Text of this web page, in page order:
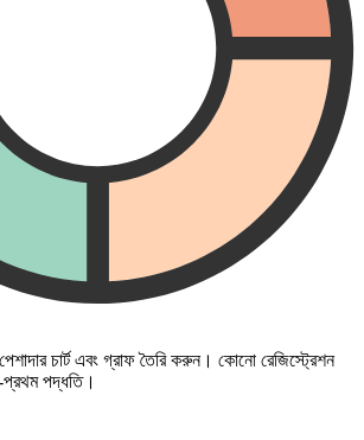
চার্ট এবং গ্রাফ তৈরি করুন। কোনো রেজিস্ট্রেশন
পদ্ধতি।